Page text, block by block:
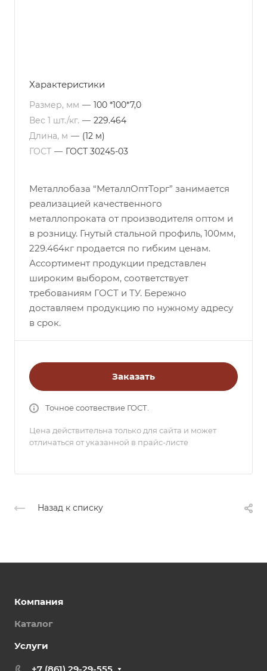
Характеристики
Размер, мм — 100 *100*7,0
Вес 1 шт./кг. — 229.464
Длина, м — (12 м)
ГОСТ — ГОСТ 30245-03
Металлобаза “МеталлОптТорг” занимается
реализацией качественного
металлопроката от производителя оптом и
в розницу. Гнутый стальной профиль, 100мм,
229.464кг продается по гибким ценам.
Ассортимент продукции представлен
широким выбором, соответствует
требованиям ГОСТ и ТУ. Бережно
доставляем продукцию по нужному адресу
в срок.
Заказать
Точное соотвествие ГОСТ.
Цена действительна только для сайта и может
отличаться от указанной в прайс-листе
Назад к списку
Компания
Каталог
Услуги